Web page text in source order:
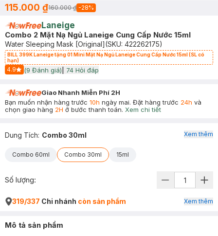
115.000 ₫160.000 ₫ -28%
Laneige
Combo 2 Mặt Nạ Ngủ Laneige Cung Cấp Nước 15ml
Water Sleeping Mask [Original](SKU: 422262175)
BILL 399K Laneige tặng 01 Mini Mặt Nạ Ngủ Laneige Cung Cấp Nước 15ml (SL có
hạn)
4.9
Start Icon
(9 Đánh giá) 74 Hỏi đáp
Giao Nhanh Miễn Phí 2H
Bạn muốn nhận hàng trước 10h ngày mai. Đặt hàng trước 24h và
chọn giao hàng 2H ở bước thanh toán. Xem chi tiết
Dung Tích: Combo 30ml
Combo 60ml Combo 30ml 15ml
Xem thêm
Số lượng:
319/337 Chi nhánh còn sản phẩm Xem thêm
Mô tả sản phẩm